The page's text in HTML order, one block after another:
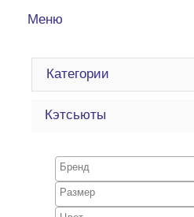
Меню
Категории
Кэтсьюты